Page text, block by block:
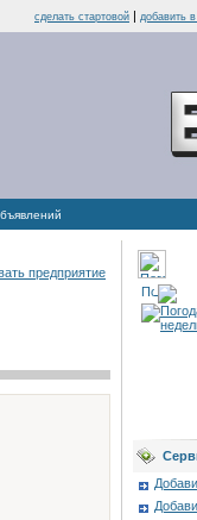
cделать стартовой | добавить
предприятие